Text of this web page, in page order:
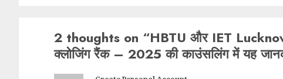
2 thoughts on “HBTU और IET
क्लोजिंग रैंक – 2025 की काउंसलिंग में यह